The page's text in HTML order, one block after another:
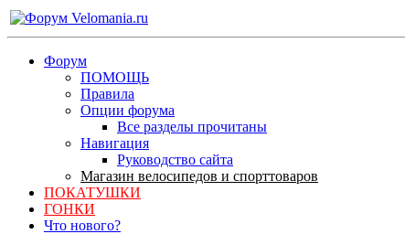
Форум
ПОМОЩЬ
Правила
Опции форума
Все разделы прочитаны
Навигация
Руководство сайта
Магазин велосипедов и спорттоваров
ПОКАТУШКИ
ГОНКИ
Что нового?